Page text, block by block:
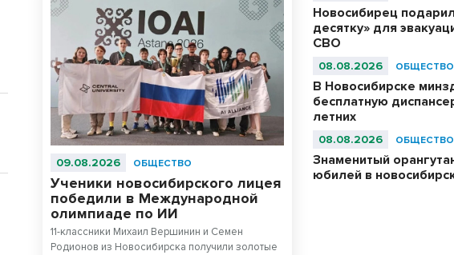
09.08.2026 ОБЩЕСТВО
Ученики новосибирского лицея
победили в Международной
олимпиаде по ИИ
11-классники Михаил Вершинин и Семен
Родионов из Новосибирска получили золотые
Новосибирец
десятку» для
СВО
08.08.2026 ОБЩЕСТВО
В Новосибирске
бесплатную
летних
08.08.2026 ОБЩЕСТВО
Знаменитый
юбилей в